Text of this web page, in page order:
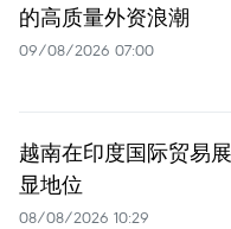
的高质量外资浪潮
09/08/2026 07:00
越南在印度国际贸易
显地位
08/08/2026 10:29